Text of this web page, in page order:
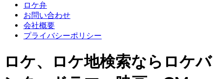
ロケ弁
お問い合わせ
会社概要
プライバシーポリシー
ロケ、ロケ地検索ならロケバ